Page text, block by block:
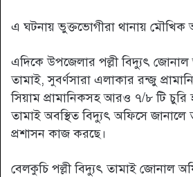
এ ঘটনায় ভুক্তভোগীরা থানায় মৌখিক
এদিকে উপজেলার পল্লী বিদ্যুৎ
তামাই, সুবর্ণসারা এলাকার রন্জু
সিয়াম প্রামানিকসহ আরও ৭/৮ টি চুরি
তামাই অবস্থিত বিদ্যুৎ অফিসে জানালে
প্রশাসন কাজ করছে।
বেলকুচি পল্লী বিদ্যুৎ তামাই জোনাল